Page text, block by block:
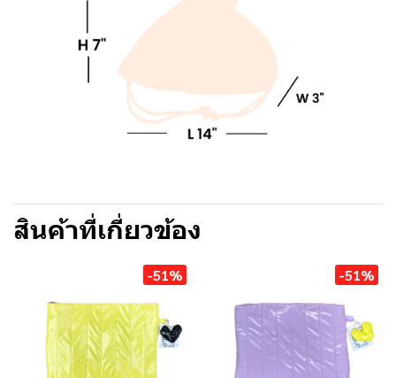
สินค้าที่เกี่ยวข้อง
-51% -51%